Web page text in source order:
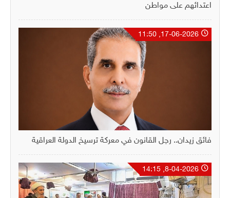
اعتدائهم على مواطن
فائق زيدان.. رجل القانون في معركة ترسيخ الدولة العراقية